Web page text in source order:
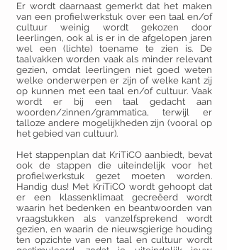
Er wordt daarnaast gemerkt dat het maken
van een profielwerkstuk over een taal en/of
cultuur weinig wordt gekozen door
leerlingen, ook al is er in de afgelopen jaren
wel een (lichte) toename te zien is. De
taalvakken worden vaak als minder relevant
gezien, omdat leerlingen niet goed weten
welke onderwerpen er zijn of welke kant zij
op kunnen met een taal en/of cultuur. Vaak
wordt er bij een taal gedacht aan
woorden/zinnen/grammatica, terwijl er
talloze andere mogelijkheden zijn (vooral op
het gebied van cultuur).
Het stappenplan dat KriTiCO aanbiedt, bevat
ook de stappen die uiteindelijk voor het
profielwerkstuk gezet moeten worden.
Handig dus! Met KriTiCO wordt gehoopt dat
er een klassenklimaat gecreëerd wordt
waarin het bedenken en beantwoorden van
vraagstukken als vanzelfsprekend wordt
gezien, en waarin de nieuwsgierige houding
ten opzichte van een taal en cultuur wordt